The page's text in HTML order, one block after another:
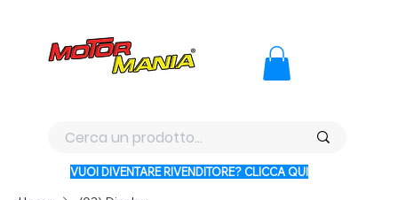
VUOI DIVENTARE RIVENDITORE? CLICCA QUI